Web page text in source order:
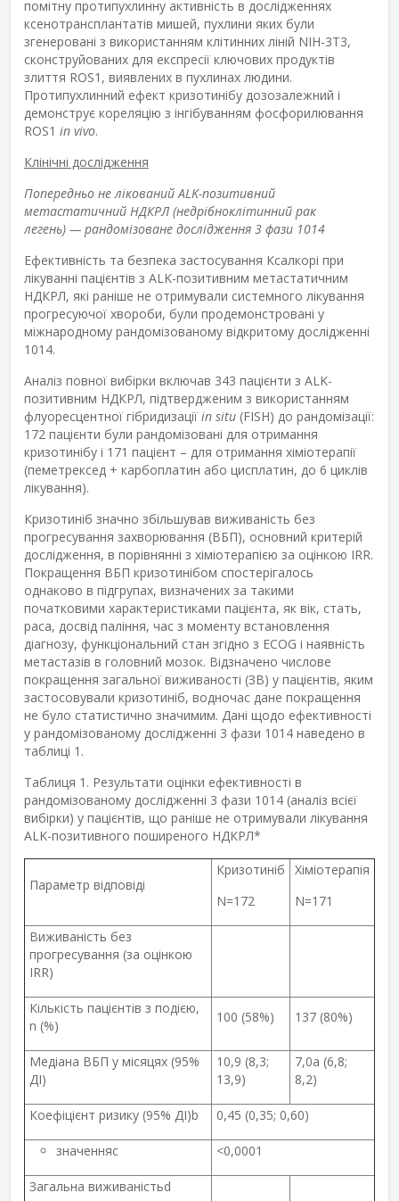
помітну протипухлинну активність в дослідженнях
ксенотрансплантатів мишей, пухлини яких були
згенеровані з використанням клітинних ліній NIH-3T3,
сконструйованих для експресії ключових продуктів
злиття ROS1, виявлених в пухлинах людини.
Протипухлинний ефект кризотинібу дозозалежний і
демонструє кореляцію з інгібуванням фосфорилювання
ROS1 in vivo.
Клінічні дослідження
Попередньо не лікований ALK-позитивний
метастатичний НДКРЛ (недрібноклітинний рак
легень) — рандомізоване дослідження 3 фази 1014
Ефективність та безпека застосування Ксалкорі при
лікуванні пацієнтів з ALK-позитивним метастатичним
НДКРЛ, які раніше не отримували системного лікування
прогресуючої хвороби, були продемонстровані у
міжнародному рандомізованому відкритому дослідженні
1014.
Аналіз повної вибірки включав 343 пацієнти з ALK-
позитивним НДКРЛ, підтвердженим з використанням
флуоресцентної гібридизації in situ (FISH) до рандомізації:
172 пацієнти були рандомізовані для отримання
кризотинібу і 171 пацієнт – для отримання хіміотерапії
(пеметрексед + карбоплатин або цисплатин, до 6 циклів
лікування).
Кризотиніб значно збільшував виживаність без
прогресування захворювання (ВБП), основний критерій
дослідження, в порівнянні з хіміотерапією за оцінкою IRR.
Покращення ВБП кризотинібом спостерігалось
однаково в підгрупах, визначених за такими
початковими характеристиками пацієнта, як вік, стать,
раса, досвід паління, час з моменту встановлення
діагнозу, функціональний стан згідно з ECOG і наявність
метастазів в головний мозок. Відзначено числове
покращення загальної виживаності (ЗВ) у пацієнтів, яким
застосовували кризотиніб, водночас дане покращення
не було статистично значимим. Дані щодо ефективності
у рандомізованому дослідженні 3 фази 1014 наведено в
таблиці 1.
Таблиця 1. Результати оцінки ефективності в
рандомізованому дослідженні 3 фази 1014 (аналіз всієї
вибірки) у пацієнтів, що раніше не отримували лікування
ALK-позитивного поширеного НДКРЛ*
Параметр відповіді
Кризотиніб
N=172
Хіміотерапія
N=171
Виживаність без
прогресування (за оцінкою
IRR)
Кількість пацієнтів з подією,
n (%)
100 (58%) 137 (80%)
Медіана ВБП у місяцях (95%
ДІ)
10,9 (8,3;
13,9)
7,0a (6,8;
8,2)
Коефіцієнт ризику (95% ДІ)b 0,45 (0,35; 0,60)
значенняc <0,0001
Загальна виживаністьd